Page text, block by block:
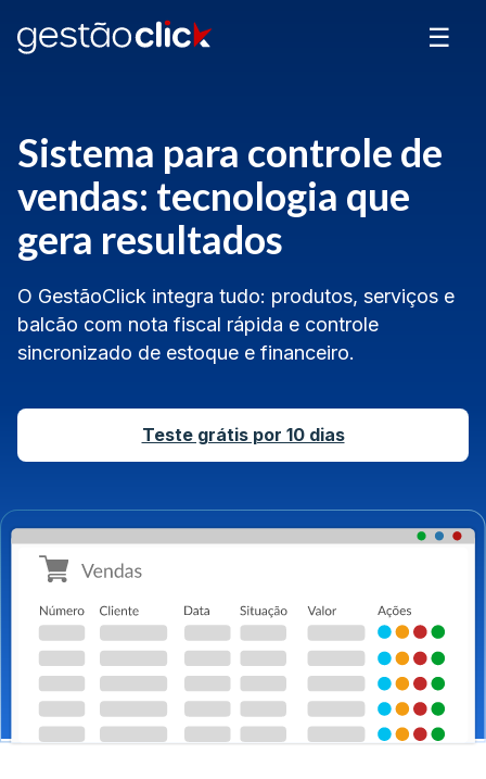
☰
Sistema para controle de
vendas: tecnologia que
gera resultados
O GestãoClick integra tudo: produtos, serviços e
balcão com nota fiscal rápida e controle
sincronizado de estoque e financeiro.
Teste grátis por 10 dias